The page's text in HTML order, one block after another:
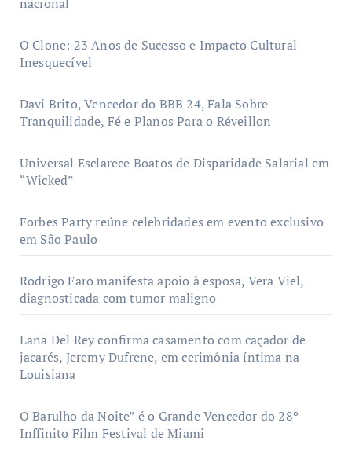
O Clone: 23 Anos de Sucesso e Impacto Cultural
Inesquecível
Davi Brito, Vencedor do BBB 24, Fala Sobre
Tranquilidade, Fé e Planos Para o Réveillon
Universal Esclarece Boatos de Disparidade Salarial em
“Wicked”
Forbes Party reúne celebridades em evento exclusivo
em São Paulo
Rodrigo Faro manifesta apoio à esposa, Vera Viel,
diagnosticada com tumor maligno
Lana Del Rey confirma casamento com caçador de
jacarés, Jeremy Dufrene, em cerimônia íntima na
Louisiana
O Barulho da Noite” é o Grande Vencedor do 28º
Inffinito Film Festival de Miami